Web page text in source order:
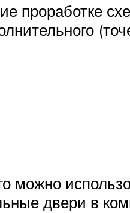
проработке
можно
двери в